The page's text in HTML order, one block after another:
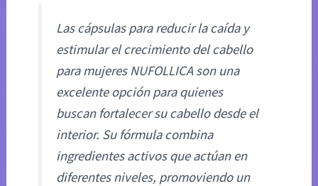
Las cápsulas para reducir la caída y
estimular el crecimiento del cabello
para mujeres NUFOLLICA son una
excelente opción para quienes
buscan fortalecer su cabello desde el
interior. Su fórmula combina
ingredientes activos que actúan en
diferentes niveles, promoviendo un